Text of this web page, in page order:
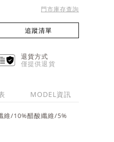
門市庫存查詢
追蹤清單
退貨方式
僅提供退貨
MODEL資訊
維/10%醋酸纖維/5%